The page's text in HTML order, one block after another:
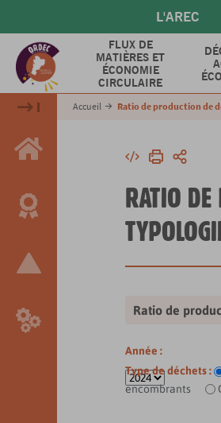
contenu
principal
L'AREC
FLUX DE
MATIÈRES ET
ÉCONOMIE
CIRCULAIRE
Accueil Ratio de production de
IntégrerImprimerPartager
RATIO DE
Ratio de
Année :
Type de déchets :
encombrants